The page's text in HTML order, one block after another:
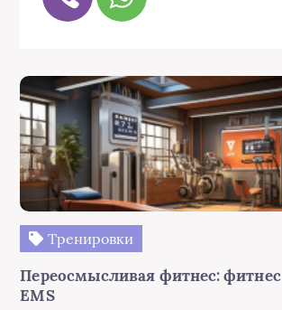
Тренировки
Переосмысливая фитнес: фитнес
EMS